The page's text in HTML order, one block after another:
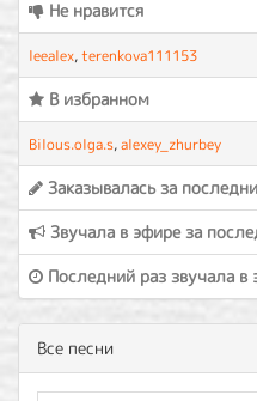
Не нравится
leealex,terenkova111153
В избранном
Bilous.olga.s,alexey_zhurbey
Заказывалась за
Звучала в эфире за
Последний раз звучала в
Все песни